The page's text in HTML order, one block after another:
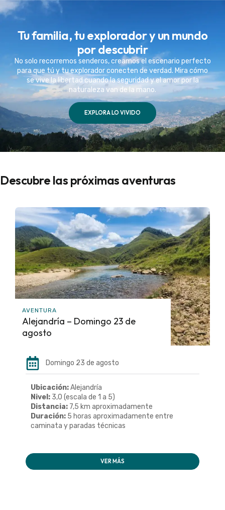
Tu familia, tu explorador y un mundo
por descubrir
No solo recorremos senderos, creamos el escenario perfecto
para que tú y tu explorador conecten de verdad. Mira cómo
se vive la libertad cuando la seguridad y el amor por la
naturaleza van de la mano.
EXPLORA LO VIVIDO
Descubre las próximas aventuras
AVENTURA
Alejandría – Domingo 23 de
agosto
Domingo 23 de agosto
Ubicación:Alejandría
Nivel: 3,0 (escala de 1 a 5)
Distancia: 7,5 km aproximadamente
Duración: 5 horas aproximadamente entre
caminata y paradas técnicas
VER MÁS